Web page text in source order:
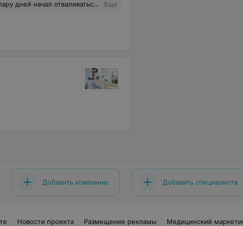
отваливаться, не рекомендую ! Еще
Добавить компанию Добавить специалиста
Новости проекта Размещение рекламы Медицинский